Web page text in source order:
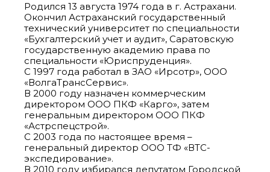
Родился 13 августа 1974 года в г. Астрахани.
Окончил Астраханский государственный
технический университет по специальности
«Бухгалтерский учет и аудит», Саратовскую
государственную академию права по
специальности «Юриспруденция».
С 1997 года работал в ЗАО «Ирсотр», ООО
«ВолгаТрансСервис».
В 2000 году назначен коммерческим
директором ООО ПКФ «Карго», затем
генеральным директором ООО ПКФ
«Астрспецстрой».
С 2003 года по настоящее время –
генеральный директор ООО ТФ «ВТС-
экспедирование».
В 2010 году избирался депутатом Городской